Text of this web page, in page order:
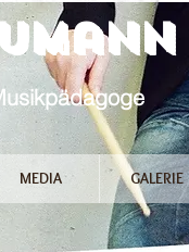
MEDIA GALERIE